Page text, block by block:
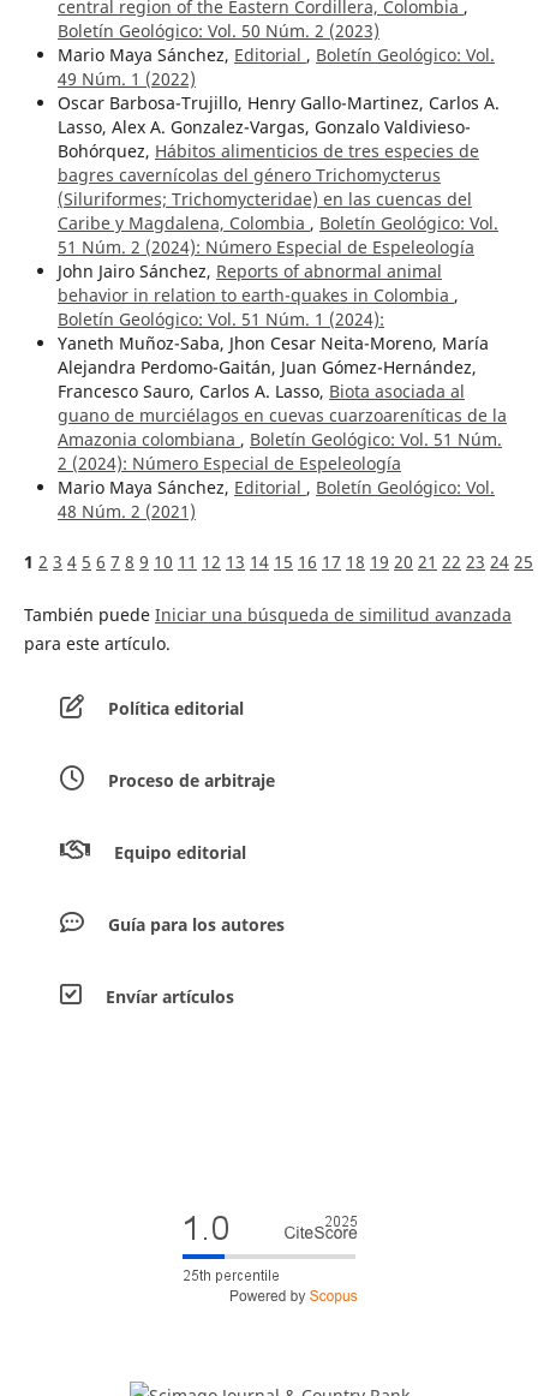
central region of the Eastern Cordillera, Colombia ,
Boletín Geológico: Vol. 50 Núm. 2 (2023)
Mario Maya Sánchez, Editorial , Boletín Geológico: Vol.
49 Núm. 1 (2022)
Oscar Barbosa-Trujillo, Henry Gallo-Martinez, Carlos A.
Lasso, Alex A. Gonzalez-Vargas, Gonzalo Valdivieso-
Bohórquez, Hábitos alimenticios de tres especies de
bagres cavernícolas del género Trichomycterus
(Siluriformes; Trichomycteridae) en las cuencas del
Caribe y Magdalena, Colombia , Boletín Geológico: Vol.
51 Núm. 2 (2024): Número Especial de Espeleología
John Jairo Sánchez, Reports of abnormal animal
behavior in relation to earth-quakes in Colombia ,
Boletín Geológico: Vol. 51 Núm. 1 (2024):
Yaneth Muñoz-Saba, Jhon Cesar Neita-Moreno, María
Alejandra Perdomo-Gaitán, Juan Gómez-Hernández,
Francesco Sauro, Carlos A. Lasso, Biota asociada al
guano de murciélagos en cuevas cuarzoareníticas de la
Amazonia colombiana , Boletín Geológico: Vol. 51 Núm.
2 (2024): Número Especial de Espeleología
Mario Maya Sánchez, Editorial , Boletín Geológico: Vol.
48 Núm. 2 (2021)
1 2 3 4 5 6 7 8 9 10 11 12 13 14 15 16 17 18 19 20 21 22 23 24 25
También puede Iniciar una búsqueda de similitud avanzada
para este artículo.
Política editorial
Proceso de arbitraje
Equipo editorial
Guía para los autores
Envíar artículos